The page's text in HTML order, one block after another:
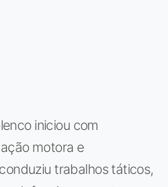
iniciou com
motora e
trabalhos táticos,